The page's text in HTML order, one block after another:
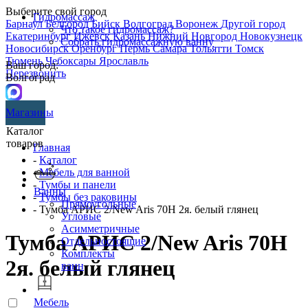
Выберите свой город
БарнаулБелгородБийск ВолгоградВоронеж Другой город
ЕкатеринбургИжевскКазаньНижний Новгород Новокузнецк
НовосибирскОренбургПермьСамараТольятти Томск
ТюменьЧебоксары Ярославль
Перезвонить
Гидромассаж
Что такое гидромассаж?
Собрать гидромассажную ванну
Ваш город:
Волгоград
Магазины
Каталог
товаров
Ванны
Прямоугольные
Угловые
Асимметричные
Отдельностоящие
Комплекты
ванн
Мебель
Главная
- Каталог
-Мебель для ванной
- Тумбы и панели
-Тумбы без раковины
- Тумба АРИС 2/New Aris 70Н 2я. белый глянец
Тумба АРИС 2/New Aris 70Н
2я. белый глянец